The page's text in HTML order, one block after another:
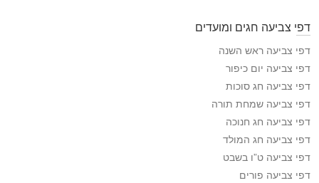
דפי צביעה חגים ומועדים
דפי צביעה ראש השנה
דפי צביעה יום כיפור
דפי צביעה חג סוכות
דפי צביעה שמחת תורה
דפי צביעה חג חנוכה
דפי צביעה חג המולד
דפי צביעה ט”ו בשבט
דפי צביעה פורים